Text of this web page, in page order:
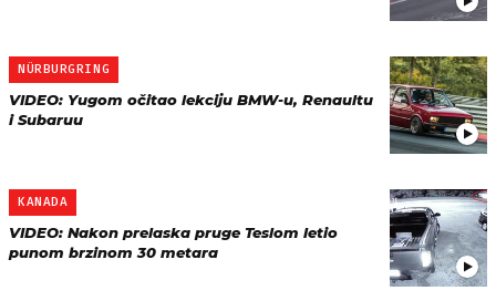
NÜRBURGRING
VIDEO: Yugom očitao lekciju BMW-u, Renaultu
i Subaruu
KANADA
VIDEO: Nakon prelaska pruge Teslom letio
punom brzinom 30 metara